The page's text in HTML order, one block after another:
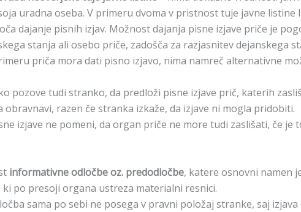
uradna oseba. V primeru dvoma v pristnost tuje javne listine
dajanje pisnih izjav. Možnost dajanja pisne izjave priče je
stanja ali osebo priče, zadošča za razjasnitev dejanskega
priča mora dati pisno izjavo, nima namreč alternativne
pozove tudi stranko, da predloži pisne izjave prič, katerih
obravnavi, razen če stranka izkaže, da izjave ni mogla pridobiti.
izjave ne pomeni, da organ priče ne more tudi zaslišati, če
informativne odločbe oz. predodločbe, katere osnovni namen
ki po presoji organa ustreza materialni resnici.
sama po sebi ne posega v pravni položaj stranke, saj